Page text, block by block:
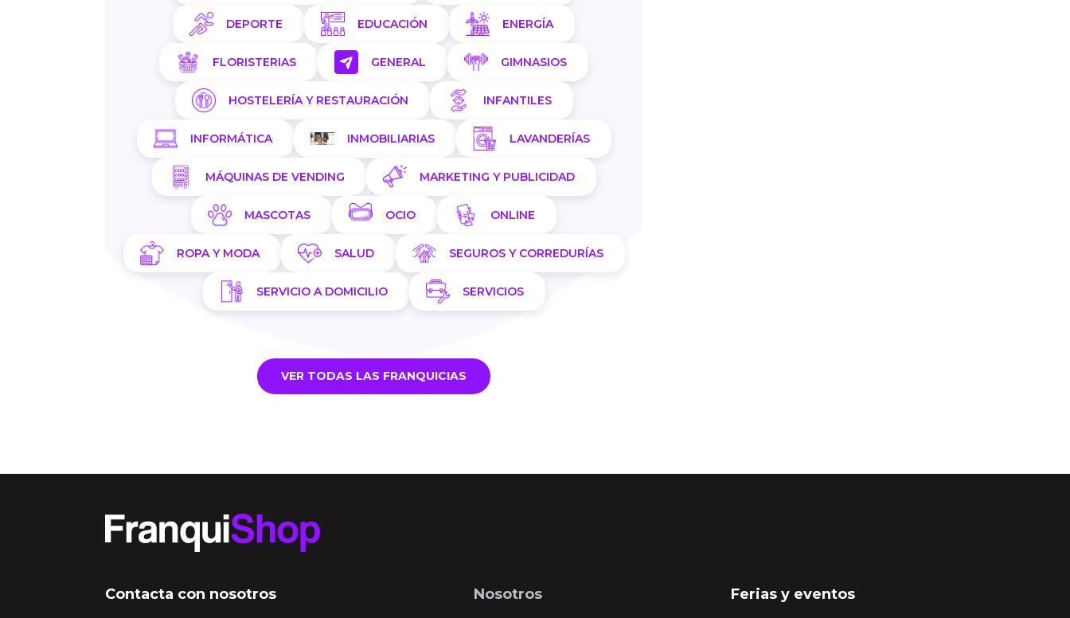
DEPORTE EDUCACIÓN ENERGÍA
FLORISTERIAS GENERAL GIMNASIOS
HOSTELERÍA Y RESTAURACIÓN INFANTILES
INFORMÁTICA INMOBILIARIAS LAVANDERÍAS
MÁQUINAS DE VENDING MARKETING Y PUBLICIDAD
MASCOTAS OCIO ONLINE
ROPA Y MODA SALUD SEGUROS Y CORREDURÍAS
SERVICIO A DOMICILIO SERVICIOS
VER TODAS LAS FRANQUICIAS
Contacta con nosotros Nosotros Ferias y eventos